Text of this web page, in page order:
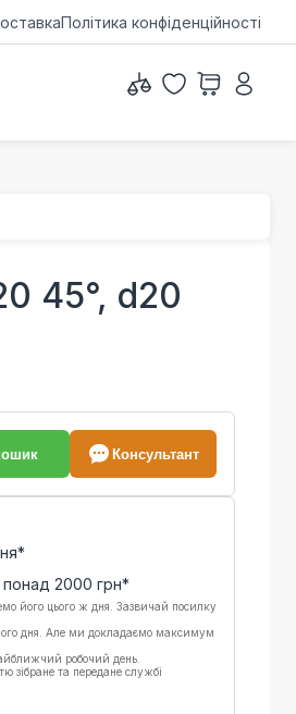
Політика конфіденційності
45°, d20
Консультант
понад 2000 грн*
його цього ж дня. Зазвичай посилку
дня. Але ми докладаємо максимум
робочий день.
зібране та передане службі